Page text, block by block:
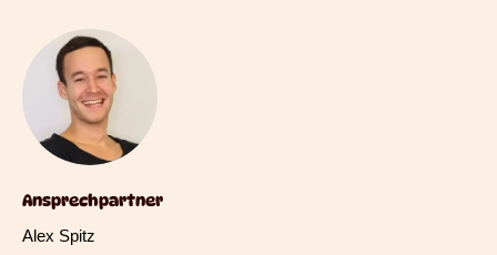
Ansprechpartner
Alex Spitz